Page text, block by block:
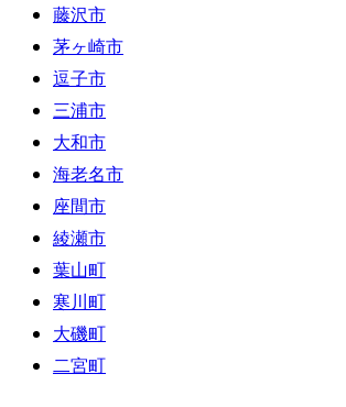
藤沢市
茅ヶ崎市
逗子市
三浦市
大和市
海老名市
座間市
綾瀬市
葉山町
寒川町
大磯町
二宮町